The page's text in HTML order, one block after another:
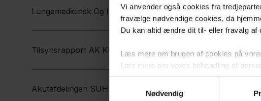
Vi anvender også cookies fra
fravælge nødvendige cookies, da
Du kan altid ændre dit til- eller fravalg af
Læs mere om brugen af cookies på
Læs mere om vores behandling af
Nødvendig
Lungemedicinsk Og Infektionsmedicinsk Sengeafsnit B92
Tilsynsrapport AK Klinikken Kardiologisk Afd. SUH Roskilde
Akutafdelingen SUH Roskilde 14 11 2023.pdf